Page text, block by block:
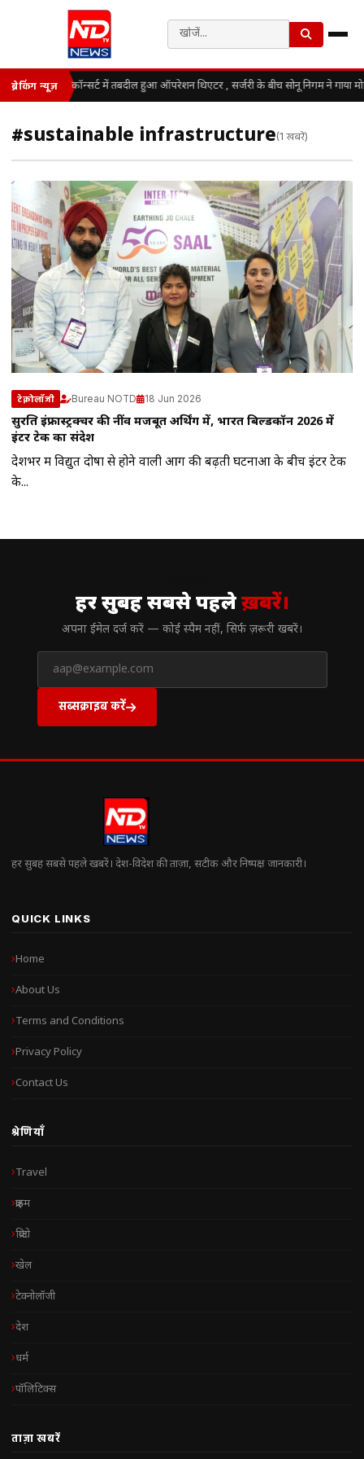
ब्रेकिंग न्यूज़ कॉन्सर्ट में तबदील हुआ ऑपरेशन थिएटर , सर्जरी के बीच सोनू निगम ने गाया
#sustainable infrastructure(1 खबरें)
टेक्नोलॉजी Bureau NOTD 18 Jun 2026
सुरक्षित इंफ्रास्ट्रक्चर की नींव मजबूत अर्थिंग में, भारत बिल्डकॉन 2026 में
इंटर टेक का संदेश
देशभर में विद्युत दोषों से होने वाली आग की बढ़ती घटनाओं के बीच इंटर टेक
के...
हर सुबह सबसे पहलेख़बरें।
अपना ईमेल दर्ज करें — कोई स्पैम नहीं, सिर्फ ज़रूरी खबरें।
सब्सक्राइब करें
हर सुबह सबसे पहले खबरें। देश-विदेश की ताज़ा, सटीक और निष्पक्ष जानकारी।
QUICK LINKS
Home
About Us
Terms and Conditions
Privacy Policy
Contact Us
श्रेणियाँ
Travel
क्राइम
क्रिप्टो
खेल
टेक्नोलॉजी
देश
धर्म
पॉलिटिक्स
ताज़ा खबरें